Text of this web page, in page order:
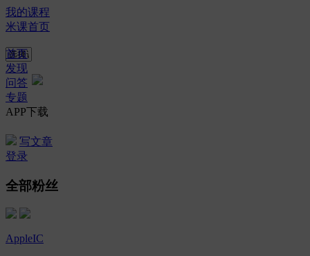
我的课程
米课首页
首页
发现
问答
专题
APP下载
写文章
登录
全部粉丝
AppleIC